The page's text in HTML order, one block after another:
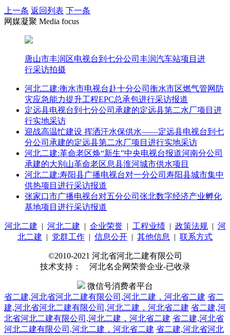
上一条 返回列表 下一条
网媒凝聚 Media focus
唐山市丰润区电视台到七分公司丰润汽车站项目进
行采访拍摄
河北二建:衡水市电视台赴十分公司衡水市区燃气管网防
灾应急能力提升工程EPC总承包进行采访报道
定远县电视台到七分公司承建的定远县第二水厂项目进
行实地采访
迎战高温忙建设 挥洒汗水保供水——定远县电视台到七
分公司承建的定远县第二水厂项目进行实地采访
河北二建:革命老区焕“新生”中央电视台报道河南分公司
承建的大别山革命老区息县淮河城市供水项目
河北二建:寿阳县广播电视台对一分公司寿阳县城市集中
供热项目进行采访报道
张家口市广播电视台对五分公司张北数字经济产业孵化
基地项目进行采访报道
河北二建 | 河北二建 | 企业荣誉| 工程业绩| 政策法规| 河
北二建 | 党群工作 | 信息公开 | 其他信息 | 联系方式
©2010-2021 河北省河北二建有限公司
技术支持： 河北名企网荣誉企业-已收录
微信号消费者平台
省二建,河北省河北二建有限公司,河北二建，河北省二建 省二
建,河北省河北二建有限公司,河北二建，河北省二建 省二建,河
北省河北二建有限公司,河北二建，河北省二建 省二建,河北省
河北二建有限公司,河北二建，河北省二建 省二建,河北省河北